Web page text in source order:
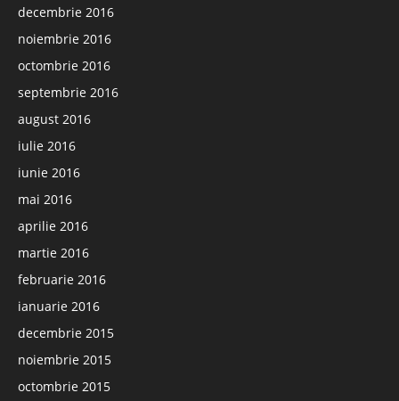
decembrie 2016
noiembrie 2016
octombrie 2016
septembrie 2016
august 2016
iulie 2016
iunie 2016
mai 2016
aprilie 2016
martie 2016
februarie 2016
ianuarie 2016
decembrie 2015
noiembrie 2015
octombrie 2015